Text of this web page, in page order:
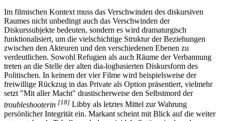
Im filmischen Kontext muss das Verschwinden des diskursiven
Raumes nicht unbedingt auch das Verschwinden der
Diskurssubjekte bedeuten, sondern es wird dramaturgisch
funktionalisiert, um die vielschichtige Struktur der Beziehungen
zwischen den Akteuren und den verschiedenen Ebenen zu
verdeutlichen. Sowohl Refugien als auch Räume der Verbannung
treten an die Stelle der alten dia-logbasierten Diskursform des
Politischen. In keinem der vier Filme wird beispielsweise der
freiwillige Rückzug in das Private als Option präsentiert, vielmehr
setzt "Mit aller Macht" drastischerweise den Selbstmord der
troubleshooterin [18] Libby als letztes Mittel zur Wahrung
persönlicher Integrität ein. Markant scheint mit Blick auf die weiter